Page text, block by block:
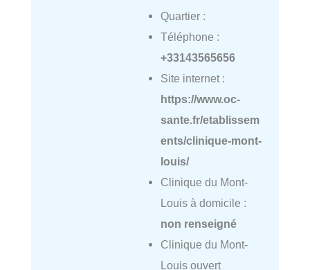
Quartier :
Téléphone :
+33143565656
Site internet :
https://www.oc-
sante.fr/etablissem
ents/clinique-mont-
louis/
Clinique du Mont-
Louis à domicile :
non renseigné
Clinique du Mont-
Louis ouvert